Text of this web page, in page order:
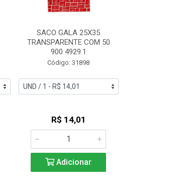
SACO GALA 25X35
TRANSPARENTE COM 50
900 4929.1
Código: 31898
R$ 14,01
Adicionar